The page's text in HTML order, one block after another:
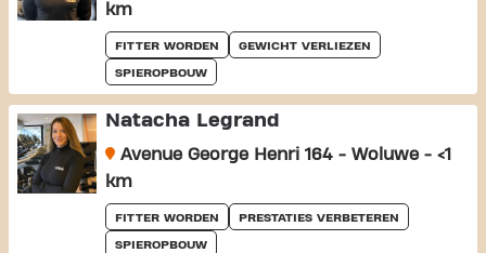
km
FITTER WORDEN GEWICHT VERLIEZEN
SPIEROPBOUW
Natacha Legrand
Avenue George Henri 164 - Woluwe - <1
km
FITTER WORDEN PRESTATIES VERBETEREN
SPIEROPBOUW